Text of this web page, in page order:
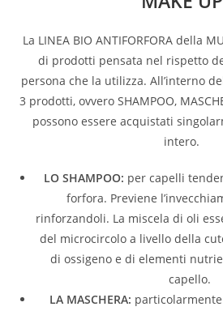
La LINEA BIO ANTIFORFORA della
di prodotti pensata nel rispetto
persona che la utilizza. All’interno
3 prodotti, ovvero SHAMPOO,
possono essere acquistati
intero.
LO SHAMPOO: per capelli
forfora. Previene
rinforzandoli. La miscela di oli
del microcircolo a livello della
di ossigeno e di elementi
capello.
LA MASCHERA: